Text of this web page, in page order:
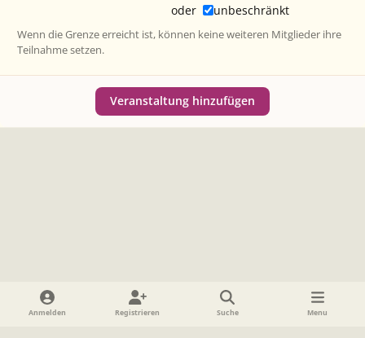
oder unbeschränkt
Wenn die Grenze erreicht ist, können keine weiteren Mitglieder ihre
Teilnahme setzen.
Veranstaltung hinzufügen
Heller Modus
Dunkler ModusSystemeinstellung
Anmelden Registrieren Suche Menu